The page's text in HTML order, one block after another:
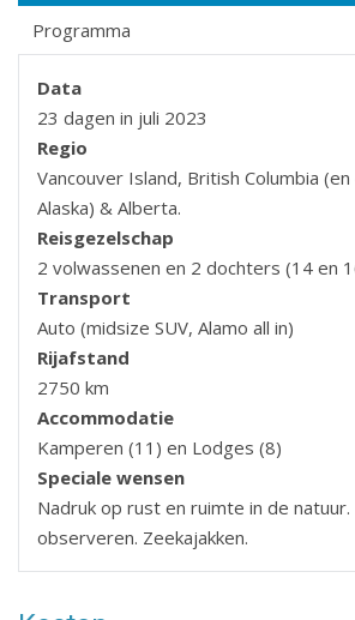
Programma
Data
23 dagen in juli 2023
Regio
Vancouver Island, British Columbia
Alaska) & Alberta.
Reisgezelschap
2 volwassenen en 2 dochters (14 en
Transport
Auto (midsize SUV, Alamo all in)
Rijafstand
2750 km
Accommodatie
Kamperen (11) en Lodges (8)
Speciale wensen
Nadruk op rust en ruimte in de natuur.
observeren. Zeekajakken.